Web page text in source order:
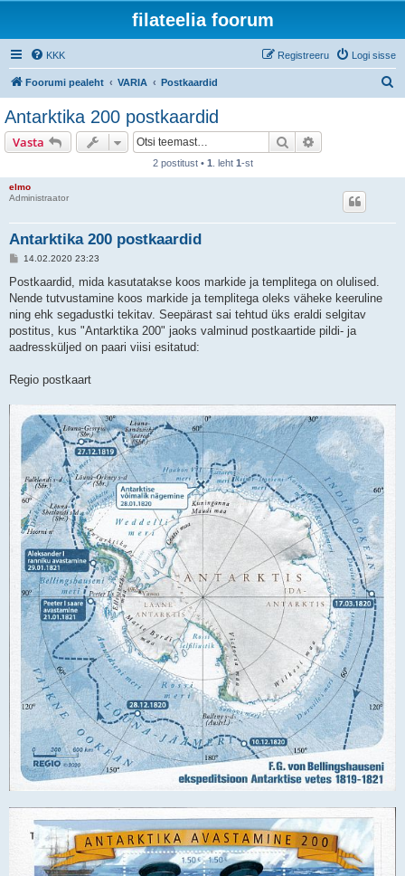
filateelia foorum
KKK Logi sisse
Registreeru
Foorumi pealeht VARIA Postkaardid
Antarktika 200 postkaardid
Vasta Otsi
2 postitust • 1 . leht 1-st
elmo
Administraator
Antarktika 200 postkaardid
P
s
i
t
s
14.02.2020 23:23
Postkaardid, mida kasutatakse koos markide ja templitega on olulised.
Nende tutvustamine koos markide ja templitega oleks väheke keeruline
ning ehk segadustki tekitav. Seepärast sai tehtud üks eraldi selgitav
postitus, kus "Antarktika 200" jaoks valminud postkaartide pildi- ja
aadressküljed on paari viisi esitatud:
Regio postkaart